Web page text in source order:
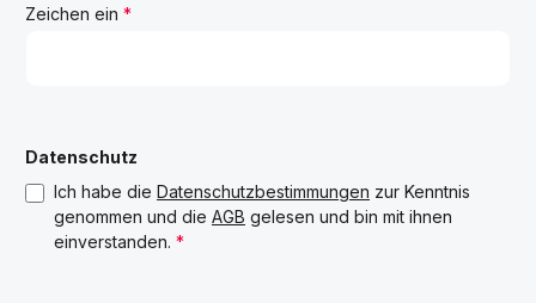
Zeichen ein *
Datenschutz
Ich habe die Datenschutzbestimmungen zur Kenntnis
genommen und die AGB gelesen und bin mit ihnen
einverstanden. *